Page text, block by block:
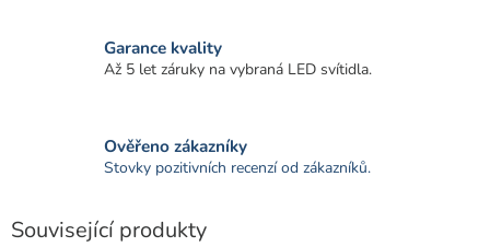
Garance kvality
Až 5 let záruky na vybraná LED svítidla.
Ověřeno zákazníky
Stovky pozitivních recenzí od zákazníků.
Související produkty